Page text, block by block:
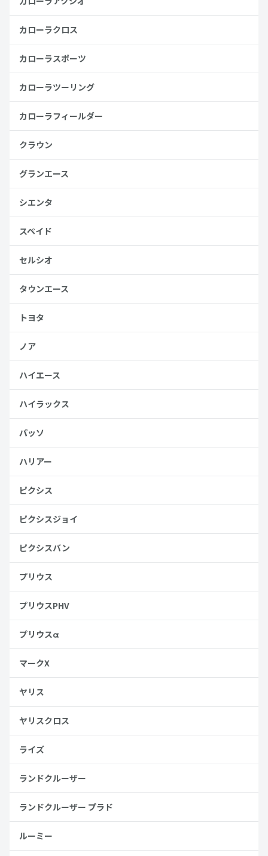
カローラクロス
カローラスポーツ
カローラツーリング
カローラフィールダー
クラウン
グランエース
シエンタ
スペイド
セルシオ
タウンエース
トヨタ
ノア
ハイエース
ハイラックス
パッソ
ハリアー
ピクシス
ピクシスジョイ
ピクシスバン
プリウス
プリウスPHV
プリウスα
マークX
ヤリス
ヤリスクロス
ライズ
ランドクルーザー
ランドクルーザー プラド
ルーミー